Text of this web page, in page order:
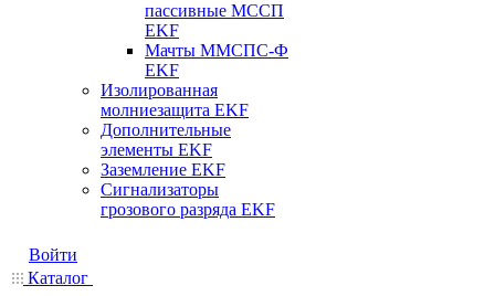
пассивные МССП
EKF
Мачты ММСПС-Ф
EKF
Изолированная
молниезащита EKF
Дополнительные
элементы EKF
Заземление EKF
Сигнализаторы
грозового разряда EKF
Войти
Каталог